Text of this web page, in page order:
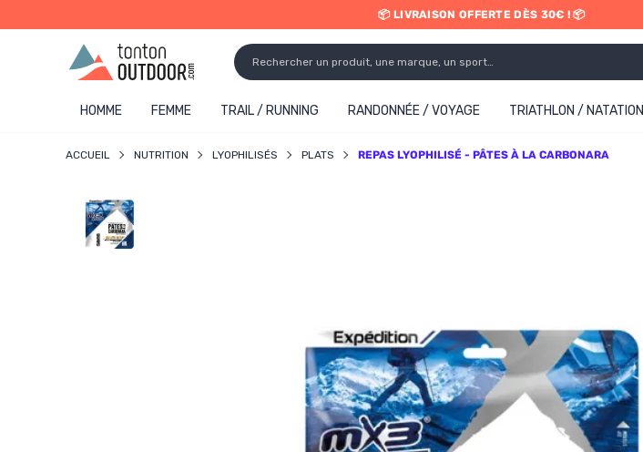
content
📦 LIVRAISON OFFERTE DÈS 30€ ! 📦
✨ RETRAIT EN MAGASIN GRATUIT
HOMME FEMME TRAIL / RUNNING RANDONNÉE / VOYAGE TRIATHLON / NATATION
ACCUEIL NUTRITION LYOPHILISÉS PLATS REPAS LYOPHILISÉ - PÂTES À LA CARBONARA